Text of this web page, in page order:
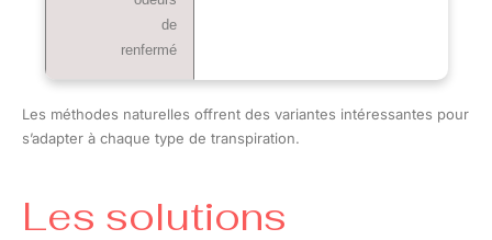
de
renfermé
Les méthodes naturelles offrent des variantes intéressantes pour
s’adapter à chaque type de transpiration.
Les solutions